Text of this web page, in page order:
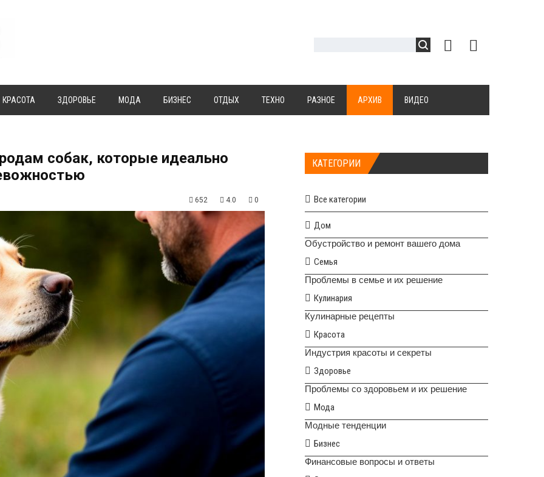
КРАСОТА ЗДОРОВЬЕ МОДА БИЗНЕС ОТДЫХ ТЕХНО РАЗНОЕ АРХИВ ВИДЕО
собак, которые идеально
652 4.0 0
КАТЕГОРИИ
Все категории
Дом
Обустройство и ремонт вашего дома
Семья
Проблемы в семье и их решение
Кулинария
Кулинарные рецепты
Красота
Индустрия красоты и секреты
Здоровье
Проблемы со здоровьем и их решение
Мода
Модные тенденции
Бизнес
Финансовые вопросы и ответы